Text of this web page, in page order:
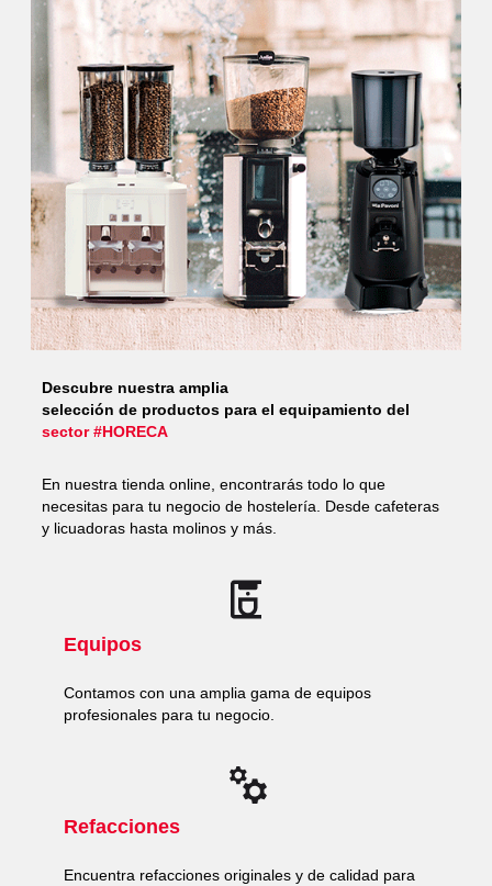
Descubre nuestra amplia
selección de productos para el equipamiento del
sector #HORECA
En nuestra tienda online, encontrarás todo lo que
necesitas para tu negocio de hostelería. Desde cafeteras
y licuadoras hasta molinos y más.
Equipos
Contamos con una amplia gama de equipos
profesionales para tu negocio.
Refacciones
Encuentra refacciones originales y de calidad para